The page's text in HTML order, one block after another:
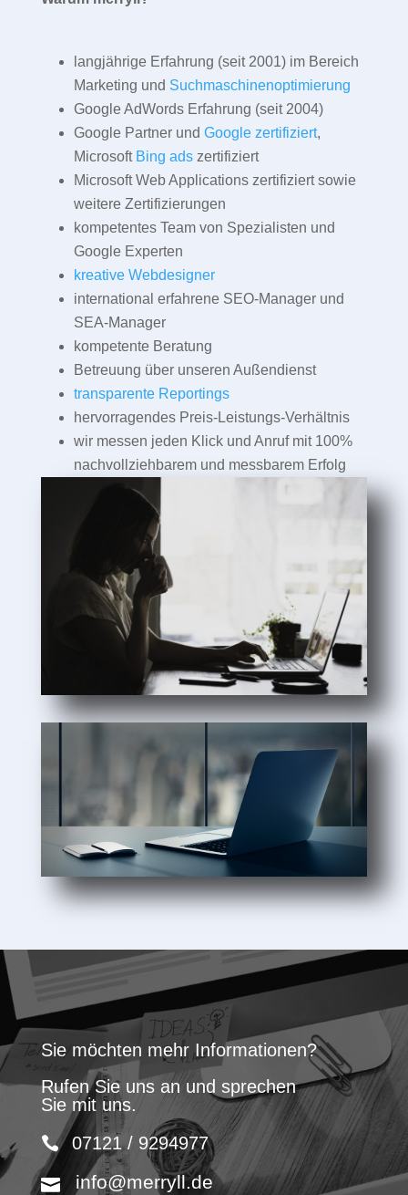
langjährige Erfahrung (seit 2001) im Bereich
Marketing und Suchmaschinenoptimierung
Google AdWords Erfahrung (seit 2004)
Google Partner und Google zertifiziert,
Microsoft Bing adszertifiziert
Microsoft Web Applications zertifiziert sowie
weitere Zertifizierungen
kompetentes Team von Spezialisten und
Google Experten
kreative Webdesigner
international erfahrene SEO-Manager und
SEA-Manager
kompetente Beratung
Betreuung über unseren Außendienst
transparente Reportings
hervorragendes Preis-Leistungs-Verhältnis
wir messen jeden Klick und Anruf mit 100%
nachvollziehbarem und messbarem Erfolg
Sie möchten mehr Informationen?
Rufen Sie uns an und sprechen
Sie mit uns.
07121 / 9294977
info@merryll.de